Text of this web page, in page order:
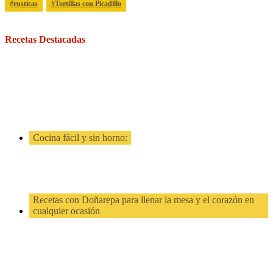
rusticas
Tortillas con Picadillo
Recetas Destacadas
Cocina fácil y sin horno:
Recetas con Doñarepa para llenar la mesa y el corazón en
cualquier ocasión